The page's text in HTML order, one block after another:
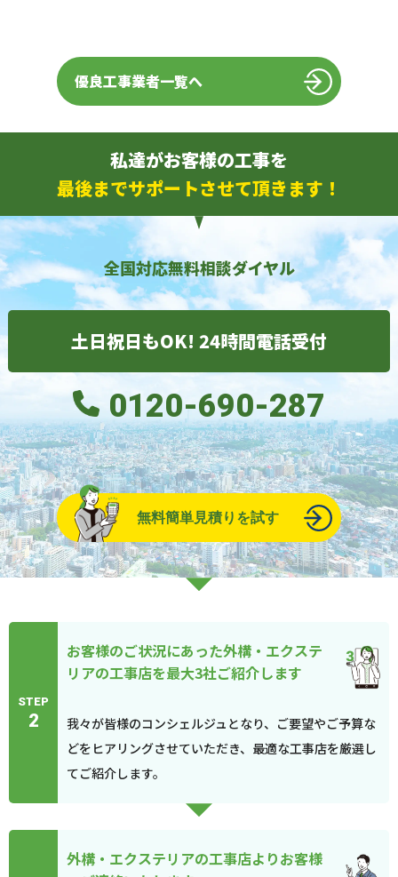
優良工事業者一覧へ
私達がお客様の工事を
最後までサポートさせて頂きます！
全国対応無料相談ダイヤル
土日祝日もOK! 24時間電話受付
0120-690-287
無料簡単見積りを試す
STEP
2
お客様のご状況にあった外構・エクステ
リアの工事店を最大3社ご紹介します
我々が皆様のコンシェルジュとなり、ご要望やご予算な
どをヒアリングさせていただき、最適な工事店を厳選し
てご紹介します。
外構・エクステリアの工事店よりお客様